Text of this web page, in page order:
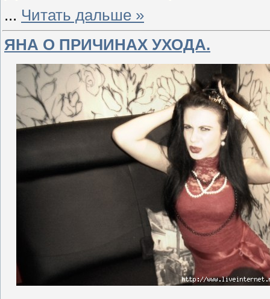
... Читать дальше »
ЯНА О ПРИЧИНАХ УХОДА.